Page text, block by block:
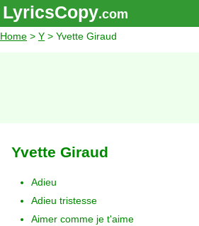
LyricsCopy.com
Home > Y > Yvette Giraud
Yvette Giraud
Adieu
Adieu tristesse
Aimer comme je t'aime